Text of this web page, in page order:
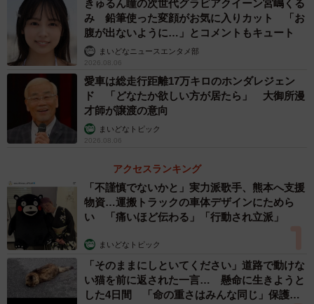
きゅるん瞳の次世代グラビアクイーン宮嶋くる
み 鉛筆使った変顔がお気に入りカット 「お
腹が出ないように…」とコメントもキュート
まいどなニュースエンタメ部
2026.08.06
愛車は総走行距離17万キロのホンダレジェン
ド 「どなたか欲しい方が居たら」 大御所漫
才師が譲渡の意向
まいどなトピック
2026.08.06
アクセスランキング
「不謹慎でないかと」実力派歌手、熊本へ支援
物資…運搬トラックの車体デザインにためら
い 「痛いほど伝わる」「行動され立派」
まいどなトピック
「そのままにしといてください」道路で動けな
い猫を前に返された一言… 懸命に生きようと
した4日間 「命の重さはみんな同じ」保護団